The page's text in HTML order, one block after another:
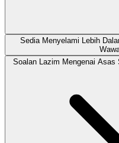
Sedia Menyelami Lebih
Soalan Lazim Mengenai Asas